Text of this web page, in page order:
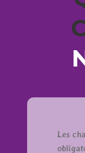
Les